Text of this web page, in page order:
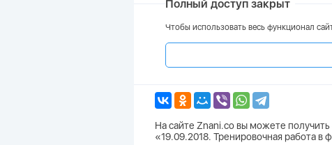
Полный доступ закрыт
Чтобы использовать весь функционал
На сайте Znani.co вы можете
«19.09.2018. Тренировочная работа